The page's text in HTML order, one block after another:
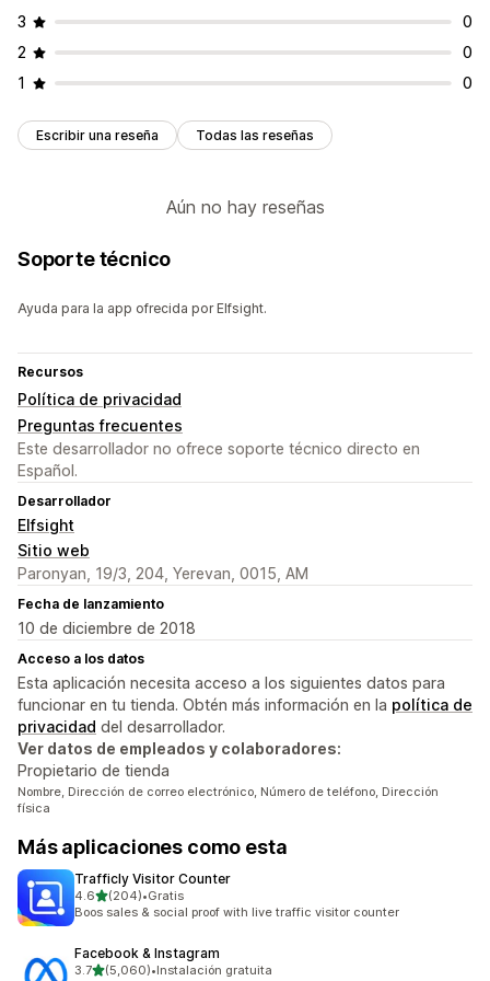
3
0
2
0
1
0
Escribir una reseña Todas las reseñas
Aún no hay reseñas
Soporte técnico
Ayuda para la app ofrecida por Elfsight.
Recursos
Política de privacidad
Preguntas frecuentes
Este desarrollador no ofrece soporte técnico directo en
Español.
Desarrollador
Elfsight
Sitio web
Paronyan, 19/3, 204, Yerevan, 0015, AM
Fecha de lanzamiento
10 de diciembre de 2018
Acceso a los datos
Esta aplicación necesita acceso a los siguientes datos para
funcionar en tu tienda. Obtén más información en la política de
privacidad del desarrollador.
Ver datos de empleados y colaboradores:
Propietario de tienda
Nombre, Dirección de correo electrónico, Número de teléfono, Dirección
física
Más aplicaciones como esta
Trafficly Visitor Counter
4.6de 5 estrellas
(204)
204 reseñas en total
•Gratis
Boos sales & social proof with live traffic visitor counter
Facebook & Instagram
3.7de 5 estrellas
(5,060)
5060 reseñas en total
•Instalación gratuita